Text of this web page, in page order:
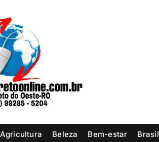
Agricultura Beleza Bem-estar Brasil